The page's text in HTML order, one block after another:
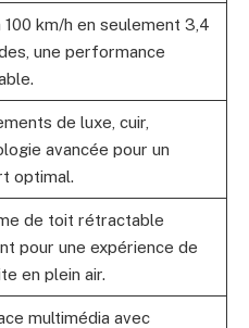
100 km/h en seulement 3,4
une performance
de luxe, cuir,
avancée pour un
optimal.
de toit rétractable
pour une expérience de
en plein air.
multimédia avec